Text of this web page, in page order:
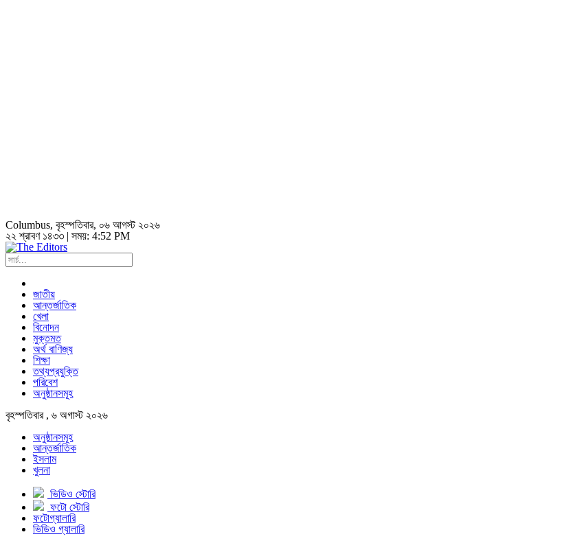
Columbus, বৃহস্পতিবার, ০৬ আগস্ট ২০২৬
২২ শ্রাবণ ১৪৩৩ | সময়: 4:52 PM
জাতীয়
আন্তর্জাতিক
খেলা
বিনোদন
মুক্তমত
অর্থ বাণিজ্য
শিক্ষা
তথ্যপ্রযুক্তি
পরিবেশ
অনুষ্ঠানসমূহ
বৃহস্পতিবার , ৬ অগাস্ট ২০২৬
অনুষ্ঠানসমূহ
আন্তর্জাতিক
ইসলাম
খুলনা
ভিডিও স্টোরি
ফটো স্টোরি
ফটোগ্যালারি
ভিডিও গ্যালারি